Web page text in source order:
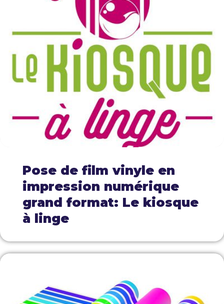
Pose de film vinyle en
impression numérique
grand format: Le kiosque
à linge